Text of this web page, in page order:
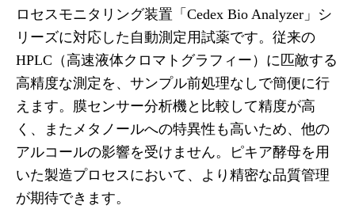
ロセスモニタリング装置「Cedex Bio Analyzer」シ
リーズに対応した自動測定用試薬です。従来の
HPLC（高速液体クロマトグラフィー）に匹敵する
高精度な測定を、サンプル前処理なしで簡便に行
えます。膜センサー分析機と比較して精度が高
く、またメタノールへの特異性も高いため、他の
アルコールの影響を受けません。ピキア酵母を用
いた製造プロセスにおいて、より精密な品質管理
が期待できます。